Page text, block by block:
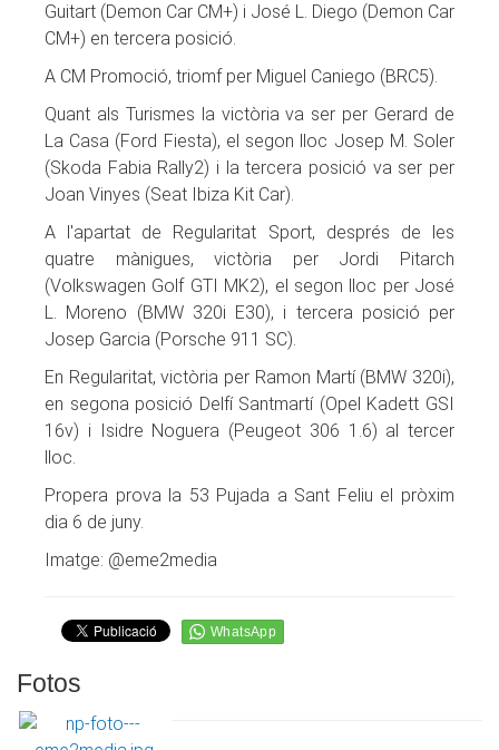
Guitart (Demon Car CM+) i José L. Diego (Demon Car
CM+) en tercera posició.
A CM Promoció, triomf per Miguel Caniego (BRC5).
Quant als Turismes la victòria va ser per Gerard de
La Casa (Ford Fiesta), el segon lloc Josep M. Soler
(Skoda Fabia Rally2) i la tercera posició va ser per
Joan Vinyes (Seat Ibiza Kit Car).
A l'apartat de Regularitat Sport, després de les
quatre mànigues, victòria per Jordi Pitarch
(Volkswagen Golf GTI MK2), el segon lloc per José
L. Moreno (BMW 320i E30), i tercera posició per
Josep Garcia (Porsche 911 SC).
En Regularitat, victòria per Ramon Martí (BMW 320i),
en segona posició Delfí Santmartí (Opel Kadett GSI
16v) i Isidre Noguera (Peugeot 306 1.6) al tercer
lloc.
Propera prova la 53 Pujada a Sant Feliu el pròxim
dia 6 de juny.
Imatge: @eme2media
Fotos